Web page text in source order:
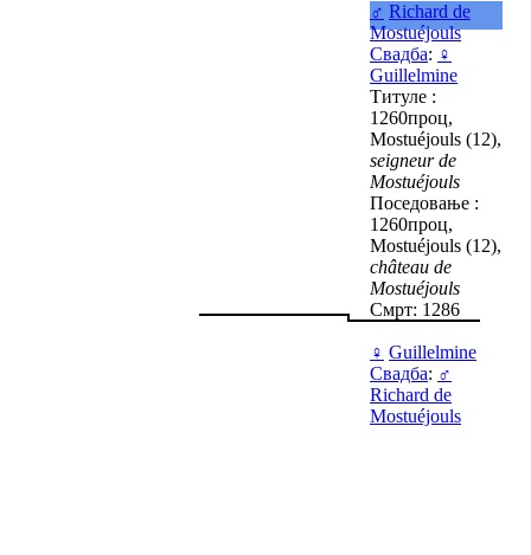
♂ Richard de
Mostuéjouls
Свадба: ♀
Guillelmine
Титуле :
1260проц,
Mostuéjouls (12),
seigneur de
Mostuéjouls
Поседовање :
1260проц,
Mostuéjouls (12),
château de
Mostuéjouls
Смрт: 1286
♀ Guillelmine
Свадба: ♂
Richard de
Mostuéjouls